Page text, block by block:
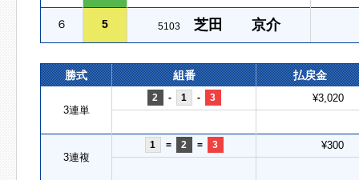
６ 5 5103 芝田 京介
勝式 組番 払戻金
3連単
2 - 1 - 3 ¥3,020
3連複
1 = 2 = 3 ¥300